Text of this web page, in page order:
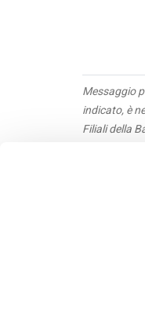
Messaggio
indicato, è
Filiali della